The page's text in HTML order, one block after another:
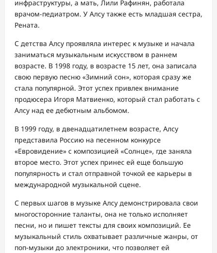
инфраструктуры, а мать, Лили Рафинян, работала
врачом-педиатром. У Алсу также есть младшая сестра,
Рената.
С детства Алсу проявляла интерес к музыке и начала
заниматься музыкальным искусством в раннем
возрасте. В 1998 году, в возрасте 15 лет, она записала
свою первую песню «Зимний сон», которая сразу же
стала популярной. Этот успех привлек внимание
продюсера Игоря Матвиенко, который стал работать с
Алсу над ее дебютным альбомом.
В 1999 году, в двенадцатилетнем возрасте, Алсу
представила Россию на песенном конкурсе
«Евровидение» с композицией «Солнце», где заняла
второе место. Этот успех принес ей еще большую
популярность и стал отправной точкой ее карьеры в
международной музыкальной сцене.
С первых шагов в музыке Алсу демонстрировала свои
многосторонние таланты, она не только исполняет
песни, но и пишет тексты для своих композиций. Ее
музыкальный стиль охватывает различные жанры, от
поп-музыки до электроники, что позволяет ей